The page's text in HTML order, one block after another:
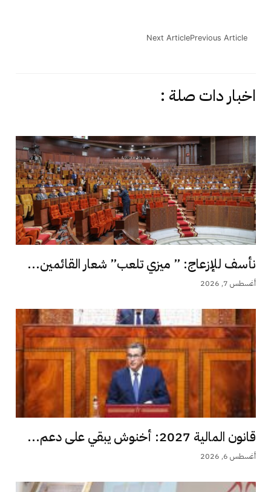
Previous Article
Next Article
اخبار دات صلة :
نأسف للإزعاج: ” ميزي تلعب” شعار القائمين...
أغسطس 7, 2026
قانون المالية 2027: أخنوش يبقي على دعم...
أغسطس 6, 2026